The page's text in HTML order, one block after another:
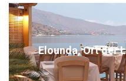
Elounda, Ort der